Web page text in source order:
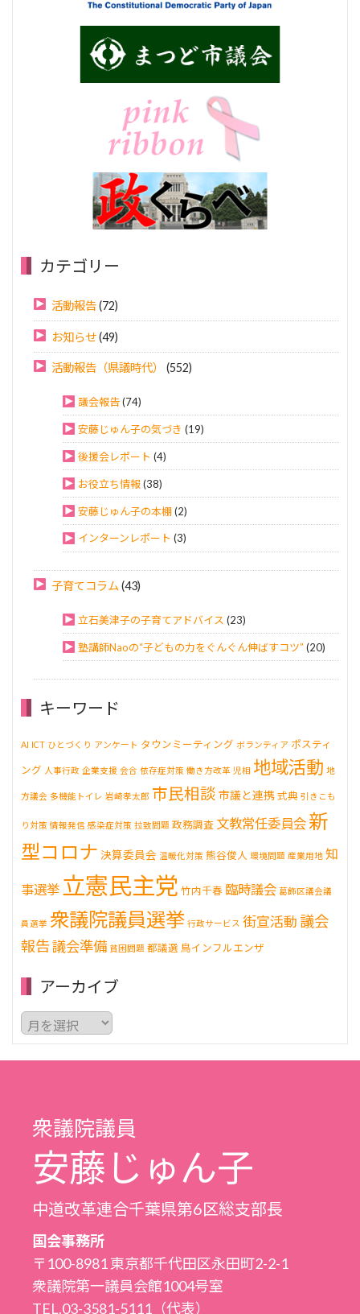
カテゴリー
活動報告(72)
お知らせ(49)
活動報告（県議時代） (552)
議会報告(74)
安藤じゅん子の気づき (19)
後援会レポート (4)
お役立ち情報(38)
安藤じゅん子の本棚(2)
インターンレポート (3)
子育てコラム (43)
立石美津子の子育てアドバイス (23)
塾講師Naoの“子どもの力をぐんぐん伸ばすコツ” (20)
キーワード
AI ICT ひとづくり アンケート タウンミーティング ボランティア ポスティ
ング 人事行政 企業支援 会合 依存症対策 働き方改革 児相 地域活動 地
方議会 多機能トイレ 岩崎孝太郎 市民相談 市議と連携 式典 引きこも
り対策 情報発信 感染症対策 拉致問題 政務調査 文教常任委員会 新
型コロナ 決算委員会 温暖化対策 熊谷俊人 環境問題 産業用地 知
事選挙 立憲民主党 竹内千春 臨時議会 葛飾区議会議
員選挙 衆議院議員選挙 行政サービス 街宣活動 議会
報告議会準備 貧困問題 都議選 鳥インフルエンザ
アーカイブ
ア
ー
カ
イ
衆議院議員
安藤じゅん子
中道改革連合千葉県第6区総支部長
国会事務所
〒100-8981 東京都千代田区永田町2-2-1
衆議院第一議員会館1004号室
TEL.03-3581-5111（代表）